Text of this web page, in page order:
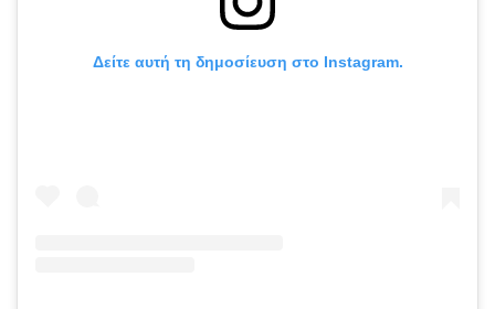
Δείτε αυτή τη δημοσίευση στο Instagram.